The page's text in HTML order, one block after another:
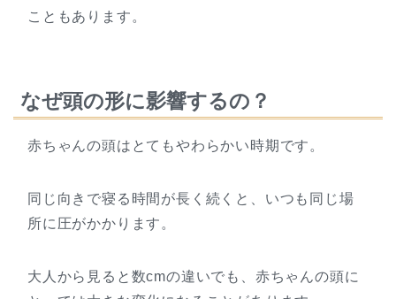
こともあります。
なぜ頭の形に影響するの？
赤ちゃんの頭はとてもやわらかい時期です。
同じ向きで寝る時間が長く続くと、いつも同じ場
所に圧がかかります。
大人から見ると数cmの違いでも、赤ちゃんの頭に